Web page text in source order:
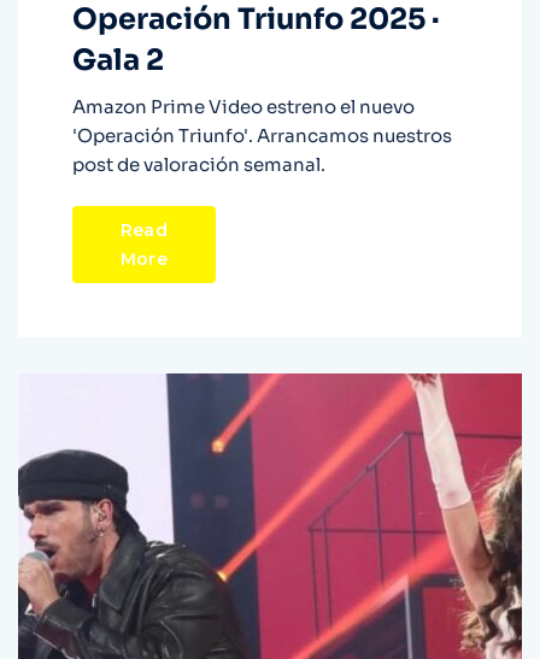
Operación Triunfo 2025 ·
Gala 2
Amazon Prime Video estreno el nuevo
'Operación Triunfo'. Arrancamos nuestros
post de valoración semanal.
Read
More